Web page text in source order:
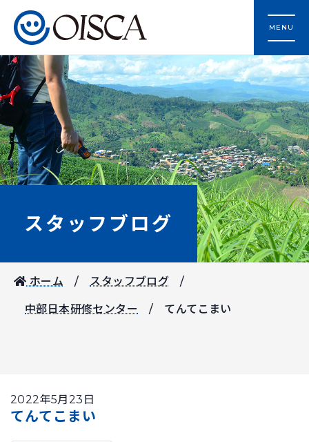
MENU
スタッフブログ
ホーム スタッフブログ
中部日本研修センター てんてこまい
2022年5月23日
てんてこまい